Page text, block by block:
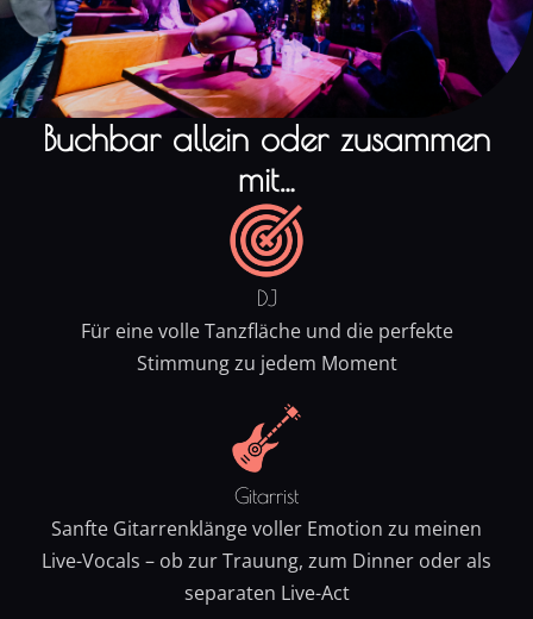
Buchbar allein oder zusammen
mit…
DJ
Für eine volle Tanzfläche und die perfekte
Stimmung zu jedem Moment
Gitarrist
Sanfte Gitarrenklänge voller Emotion zu meinen
Live-Vocals – ob zur Trauung, zum Dinner oder als
separaten Live-Act